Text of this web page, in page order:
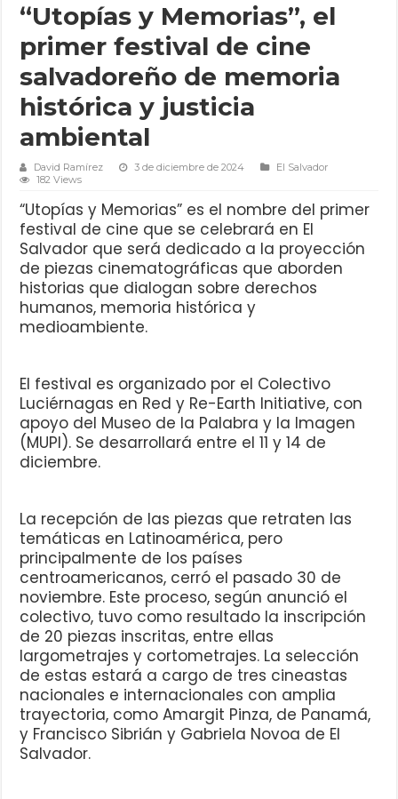
“Utopías y Memorias”, el
primer festival de cine
salvadoreño de memoria
histórica y justicia
ambiental
David Ramírez 3 de diciembre de 2024
El Salvador
182 Views
“Utopías y Memorias” es el nombre del primer
festival de cine que se celebrará en El
Salvador que será dedicado a la proyección
de piezas cinematográficas que aborden
historias que dialogan sobre derechos
humanos, memoria histórica y
medioambiente.
El festival es organizado por el Colectivo
Luciérnagas en Red y Re-Earth Initiative, con
apoyo del Museo de la Palabra y la Imagen
(MUPI). Se desarrollará entre el 11 y 14 de
diciembre.
La recepción de las piezas que retraten las
temáticas en Latinoamérica, pero
principalmente de los países
centroamericanos, cerró el pasado 30 de
noviembre. Este proceso, según anunció el
colectivo, tuvo como resultado la inscripción
de 20 piezas inscritas, entre ellas
largometrajes y cortometrajes. La selección
de estas estará a cargo de tres cineastas
nacionales e internacionales con amplia
trayectoria, como Amargit Pinza, de Panamá,
y Francisco Sibrián y Gabriela Novoa de El
Salvador.